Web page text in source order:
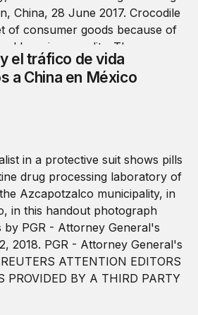
el tráfico de vida
a China en México
las drogas sintéticas: el fentanilo,